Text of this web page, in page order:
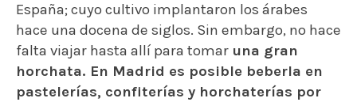
España; cuyo cultivo implantaron los árabes
hace una docena de siglos. Sin embargo, no hace
falta viajar hasta allí para tomar una gran
horchata. En Madrid es posible beberla en
pastelerías, confiterías y horchaterías por